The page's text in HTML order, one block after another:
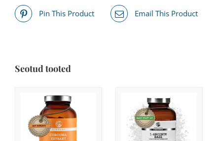
Pin This Product Email This Product
Seotud tooted